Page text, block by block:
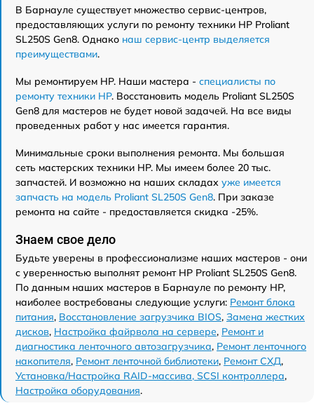
В Барнауле существует множество сервис-центров,
предоставляющих услуги по ремонту техники HP Proliant
SL250S Gen8. Однако наш сервис-центр выделяется
преимуществами.
Мы ремонтируем HP. Наши мастера - специалисты по
ремонту техники HP. Восстановить модель Proliant SL250S
Gen8 для мастеров не будет новой задачей. На все виды
проведенных работ у нас имеется гарантия.
Минимальные сроки выполнения ремонта. Мы большая
сеть мастерских техники HP. Мы имеем более 20 тыс.
запчастей. И возможно на наших складах уже имеется
запчасть на модель Proliant SL250S Gen8. При заказе
ремонта на сайте - предоставляется скидка -25%.
Знаем свое дело
Будьте уверены в профессионализме наших мастеров - они
с уверенностью выполнят ремонт HP Proliant SL250S Gen8.
По данным наших мастеров в Барнауле по ремонту HP,
наиболее востребованы следующие услуги: Ремонт блока
питания, Восстановление загрузчика BIOS, Замена жестких
дисков, Настройка файрвола на сервере, Ремонт и
диагностика ленточного автозагрузчика, Ремонт ленточного
накопителя, Ремонт ленточной библиотеки, Ремонт СХД,
Установка/Настройка RAID-массива, SCSI контроллера,
Настройка оборудования.